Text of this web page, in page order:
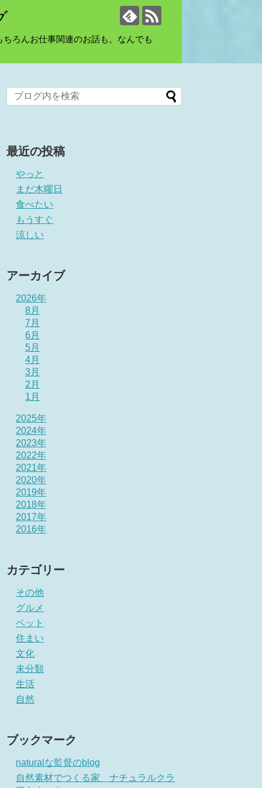
ろんお仕事関連のお話も。なんでも
最近の投稿
やっと
まだ木曜日
食べたい
もうすぐ
涼しい
アーカイブ
2026年
8月
7月
6月
5月
4月
3月
2月
1月
2025年
2024年
2023年
2022年
2021年
2020年
2019年
2018年
2017年
2016年
カテゴリー
その他
グルメ
ペット
住まい
文化
未分類
生活
自然
ブックマーク
naturalな監督のblog
自然素材でつくる家 ナチュラルクラ